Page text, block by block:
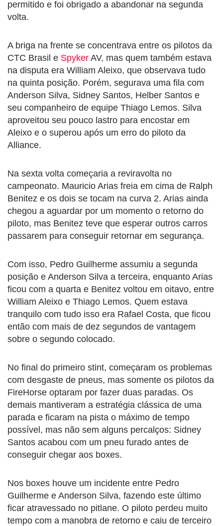
permitido e foi obrigado a abandonar na segunda
volta.
A briga na frente se concentrava entre os pilotos da
CTC Brasil e Spyker AV, mas quem também estava
na disputa era William Aleixo, que observava tudo
na quinta posição. Porém, segurava uma fila com
Anderson Silva, Sidney Santos, Helber Santos e
seu companheiro de equipe Thiago Lemos. Silva
aproveitou seu pouco lastro para encostar em
Aleixo e o superou após um erro do piloto da
Alliance.
Na sexta volta começaria a reviravolta no
campeonato. Mauricio Arias freia em cima de Ralph
Benitez e os dois se tocam na curva 2. Arias ainda
chegou a aguardar por um momento o retorno do
piloto, mas Benitez teve que esperar outros carros
passarem para conseguir retornar em segurança.
Com isso, Pedro Guilherme assumiu a segunda
posição e Anderson Silva a terceira, enquanto Arias
ficou com a quarta e Benitez voltou em oitavo, entre
William Aleixo e Thiago Lemos. Quem estava
tranquilo com tudo isso era Rafael Costa, que ficou
então com mais de dez segundos de vantagem
sobre o segundo colocado.
No final do primeiro stint, começaram os problemas
com desgaste de pneus, mas somente os pilotos da
FireHorse optaram por fazer duas paradas. Os
demais mantiveram a estratégia clássica de uma
parada e ficaram na pista o máximo de tempo
possível, mas não sem alguns percalços: Sidney
Santos acabou com um pneu furado antes de
conseguir chegar aos boxes.
Nos boxes houve um incidente entre Pedro
Guilherme e Anderson Silva, fazendo este último
ficar atravessado no pitlane. O piloto perdeu muito
tempo com a manobra de retorno e caiu de terceiro